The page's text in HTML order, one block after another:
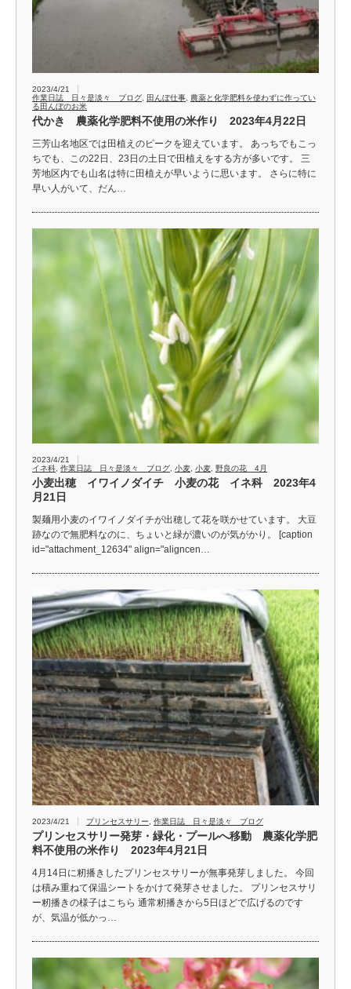
2023/4/21
作業日誌 日々是淡々 ブログ
田んぼ仕事
農薬と化学肥料を使わずに作ってい
る田んぼのお米
代かき 農薬化学肥料不使用の米作り 2023年4月22日
三芳山名地区では田植えのピークを迎えています。 あっちでもこっ
ちでも、この22日、23日の土日で田植えをする方が多いです。 三
芳地区内でも山名は特に田植えが早いように思います。 さらに特に
早い人がいて、だん…
2023/4/21
イネ科 作業日誌 日々是淡々 ブログ 小麦 小麦 野良の花 4月
小麦出穂 イワイノダイチ 小麦の花 イネ科 2023年4
月21日
製麺用小麦のイワイノダイチが出穂して花を咲かせています。 大豆
跡なので無肥料なのに、ちょいと緑が濃いのが気がかり。 [caption
id="attachment_12634" align="aligncen…
2023/4/21 プリンセスサリー 作業日誌 日々是淡々 ブログ
プリンセスサリー発芽・緑化・プールへ移動 農薬化学肥
料不使用の米作り 2023年4月21日
4月14日に籾播きしたプリンセスサリーが無事発芽しました。 今回
は積み重ねて保温シートをかけて発芽させました。 プリンセスサリ
ー籾播きの様子はこちら 通常籾播きから5日ほどで広げるのです
が、気温が低かっ…